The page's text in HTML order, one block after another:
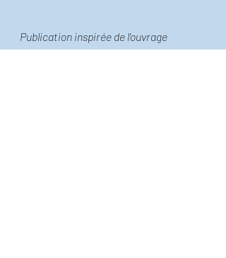
Publication inspirée de l'ouvrage
"Exercice de simple éducation avec dix